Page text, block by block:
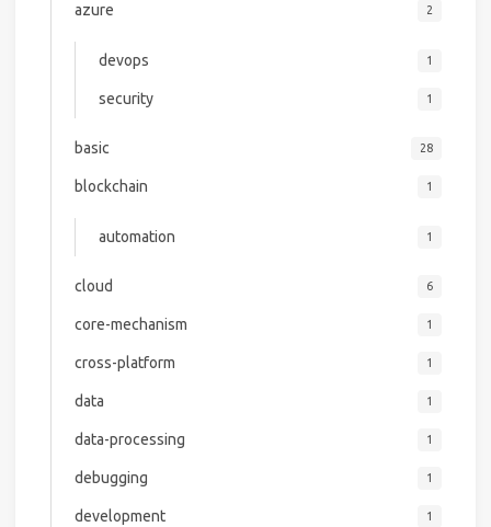
azure 2
devops 1
security 1
basic 28
blockchain 1
automation 1
cloud 6
core-mechanism 1
cross-platform 1
data 1
data-processing 1
debugging 1
development 1